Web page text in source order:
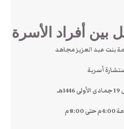
بين أفراد الأسرة
بنت عبد العزيز مجاهد
أسرية
م